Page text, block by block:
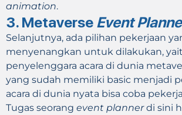
animation.
3. Metaverse Event
Selanjutnya, ada pilihan pekerjaan
menyenangkan untuk dilakukan,
penyelenggara acara di dunia
yang sudah memiliki basic menjadi
acara di dunia nyata bisa coba
Tugas seorang event planner di sini